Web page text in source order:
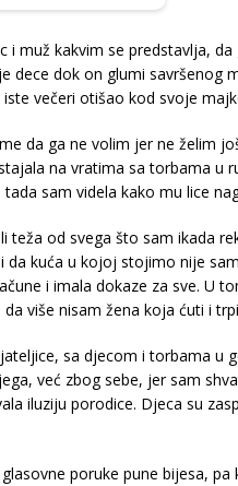
i muž kakvim se predstavlja,
dok on glumi savršenog
večeri otišao kod svoje
da ga ne volim jer ne želim
na vratima sa torbama u
sam videla kako mu lice
teža od svega što sam ikada
kuća u kojoj stojimo nije
i imala dokaze za sve. U
više nisam žena koja ćuti i
sa djecom i torbama u
već zbog sebe, jer sam
iluziju porodice. Djeca su
poruke pune bijesa, pa